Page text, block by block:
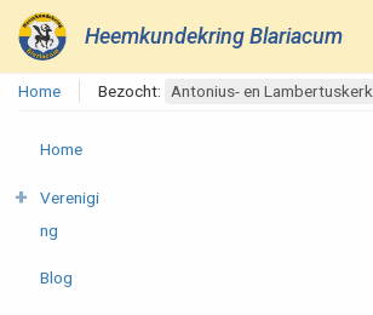
Heemkundekring Blariacum
Home Bezocht: Antonius- en Lambertuskerk
Home
Verenigi
ng
Blog